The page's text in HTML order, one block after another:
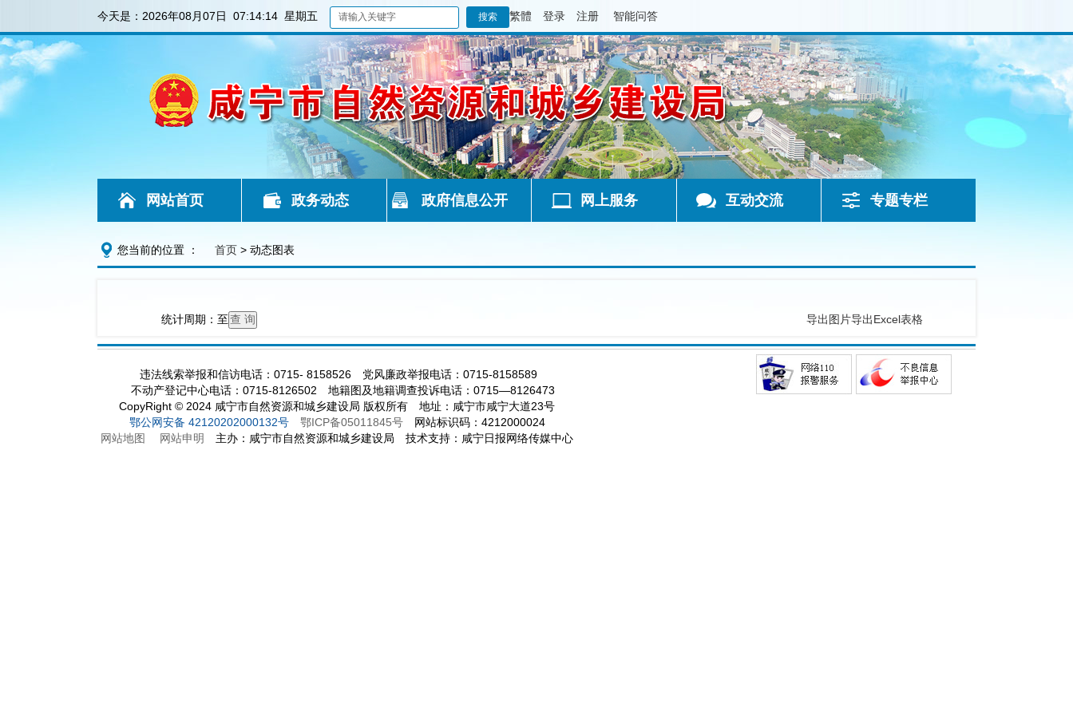
今天是： 2026年08月07日 07:14:14 星期五 繁體 登录 注册 智能问答
网站首页 政务动态 政府信息公开 网上服务 互动交流 专题专栏
您当前的位置 ： 首页 > 动态图表
导出Excel表格
导出图片
统计周期： 至
违法线索举报和信访电话：0715- 8158526 党风廉政举报电话：0715-8158589
不动产登记中心电话：0715-8126502 地籍图及地籍调查投诉电话：0715—8126473
CopyRight © 2024 咸宁市自然资源和城乡建设局 版权所有 地址：咸宁市咸宁大道23号
鄂公网安备 42120202000132号
鄂ICP备05011845号网站标识码：4212000024
网站地图
网站申明 主办：咸宁市自然资源和城乡建设局 技术支持：咸宁日报网络传媒中心